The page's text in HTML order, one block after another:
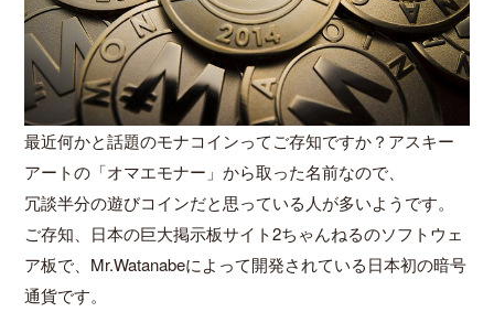
最近何かと話題のモナコインってご存知ですか？アスキー
アートの「オマエモナー」から取った名前なので、
冗談半分の遊びコインだと思っている人が多いようです。
ご存知、日本の巨大掲示板サイト2ちゃんねるのソフトウェ
ア板で、Mr.Watanabeによって開発されている日本初の暗号
通貨です。